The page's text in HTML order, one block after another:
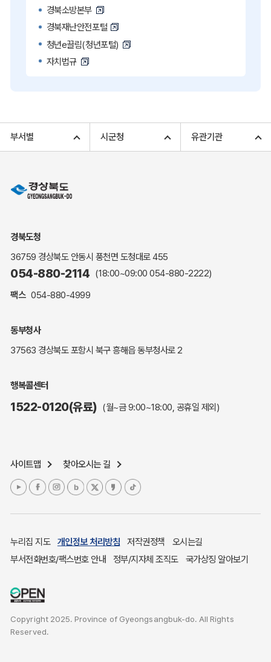
경북소방본부
경북재난안전포털
청년e끌림(청년포털)
자치법규
고향사랑기부 아너스 클럽
민원상담
민원안내
해명·설명자료
자주하는 질문
복지신문고
세입세출예산서
업무추진비 공개
주민참여예산제도
여성복지
장애인 복지시책
귀농귀촌종합지원센터
부동산중개보수 안내
부서별 시군청 유관기관
경북도청
36759 경상북도 안동시 풍천면 도청대로 455
054-880-2114 (18:00~09:00 054-880-2222)
팩스 054-880-4999
동부청사
37563 경상북도 포항시 북구 흥해읍 동부청사로 2
행복콜센터
1522-0120(유료) (월~금 9:00~18:00, 공휴일 제외)
사이트맵 찾아오시는 길
누리집 지도 개인정보 처리방침 저작권정책
오시는길
부서전화번호/팩스번호 안내
정부/지자체 조직도 국가상징 알아보기
Copyright 2025. Province of Gyeongsangbuk-do. All Rights
Reserved.